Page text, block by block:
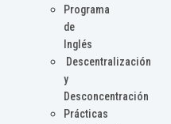
Programa
de
Inglés
Descentralización
y
Desconcentración
Prácticas